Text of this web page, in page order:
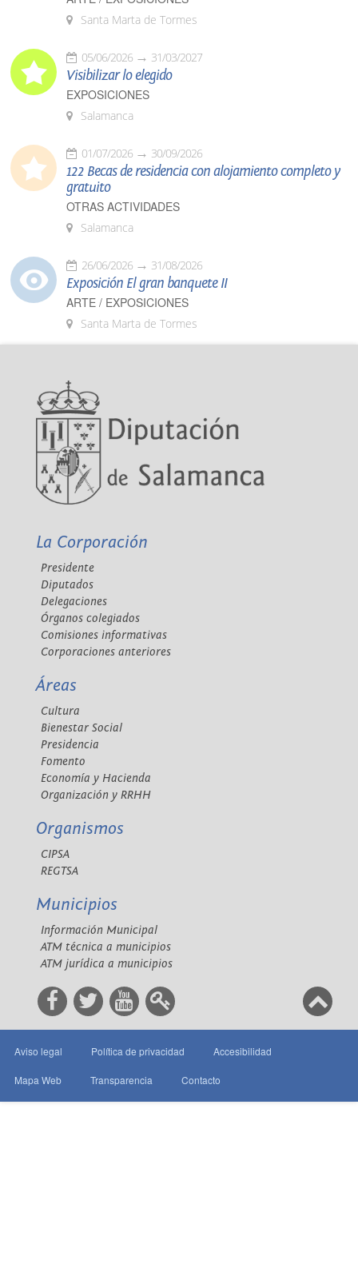
Santa Marta de Tormes
05/06/2026 31/03/2027
Visibilizar lo elegido
EXPOSICIONES
Salamanca
01/07/2026 30/09/2026
122 Becas de residencia con alojamiento completo y
gratuito
OTRAS ACTIVIDADES
Salamanca
26/06/2026 31/08/2026
Exposición El gran banquete II
ARTE / EXPOSICIONES
Santa Marta de Tormes
La Corporación
Presidente
Diputados
Delegaciones
Órganos colegiados
Comisiones informativas
Corporaciones anteriores
Áreas
Cultura
Bienestar Social
Presidencia
Fomento
Economía y Hacienda
Organización y RRHH
Organismos
CIPSA
REGTSA
Municipios
Información Municipal
ATM técnica a municipios
ATM jurídica a municipios
Aviso legal Política de privacidad Accesibilidad
Mapa Web Transparencia Contacto